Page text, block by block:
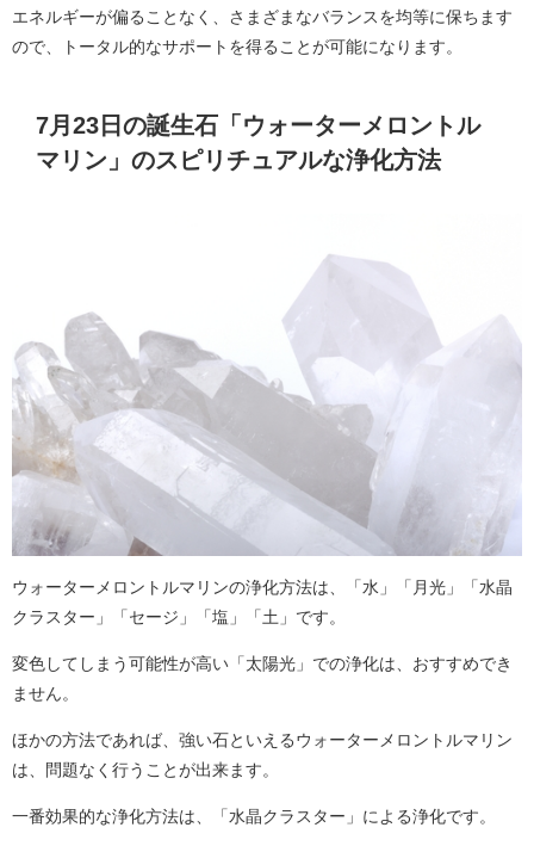
エネルギーが偏ることなく、さまざまなバランスを均等に保ちます
ので、トータル的なサポートを得ることが可能になります。
7月23日の誕生石「ウォーターメロントル
マリン」のスピリチュアルな浄化方法
ウォーターメロントルマリンの浄化方法は、「水」「月光」「水晶
クラスター」「セージ」「塩」「土」です。
変色してしまう可能性が高い「太陽光」での浄化は、おすすめでき
ません。
ほかの方法であれば、強い石といえるウォーターメロントルマリン
は、問題なく行うことが出来ます。
一番効果的な浄化方法は、「水晶クラスター」による浄化です。